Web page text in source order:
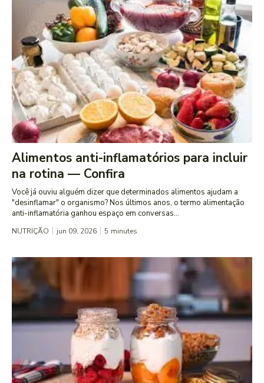
Alimentos anti-inflamatórios para incluir
na rotina — Confira
Você já ouviu alguém dizer que determinados alimentos ajudam a
"desinflamar" o organismo? Nos últimos anos, o termo alimentação
anti-inflamatória ganhou espaço em conversas...
NUTRIÇÃO jun 09, 2026 5 minutes